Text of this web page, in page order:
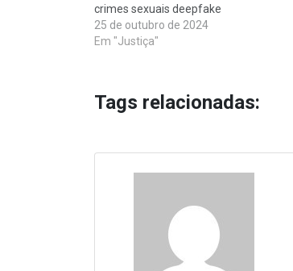
crimes sexuais deepfake
25 de outubro de 2024
Em "Justiça"
Tags relacionadas: